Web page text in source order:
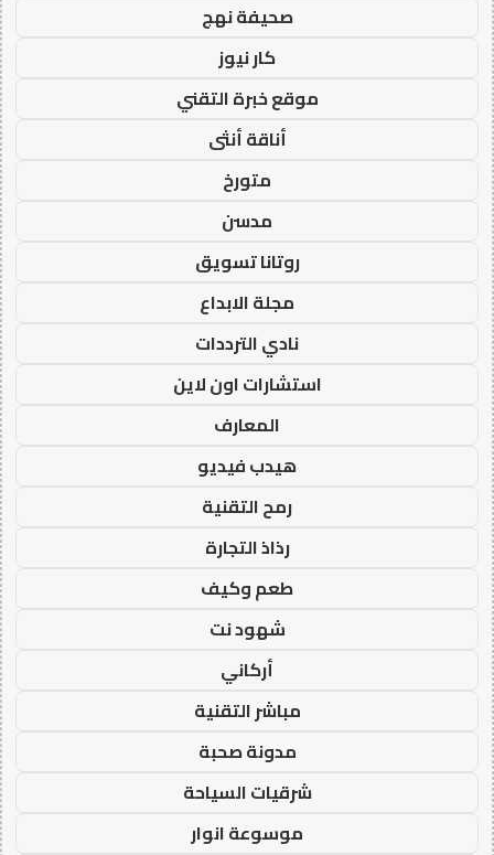
صحيفة نهج
كار نيوز
موقع خبرة التقني
أناقة أنثى
متورخ
مدسن
روتانا تسويق
مجلة الابداع
نادي الترددات
استشارات اون لاين
المعارف
هيدب فيديو
رمح التقنية
رذاذ التجارة
طعم وكيف
شهود نت
أركاني
مباشر التقنية
مدونة صحبة
شرقيات السياحة
موسوعة انوار